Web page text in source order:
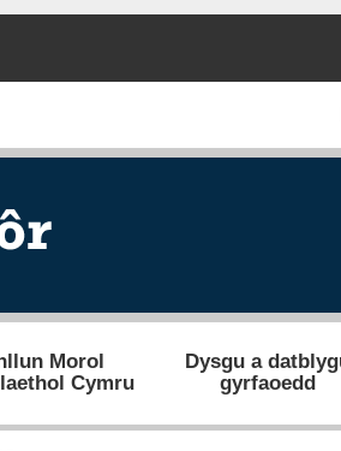
Morol
Cymru
Dysgu a
gyrfaoedd